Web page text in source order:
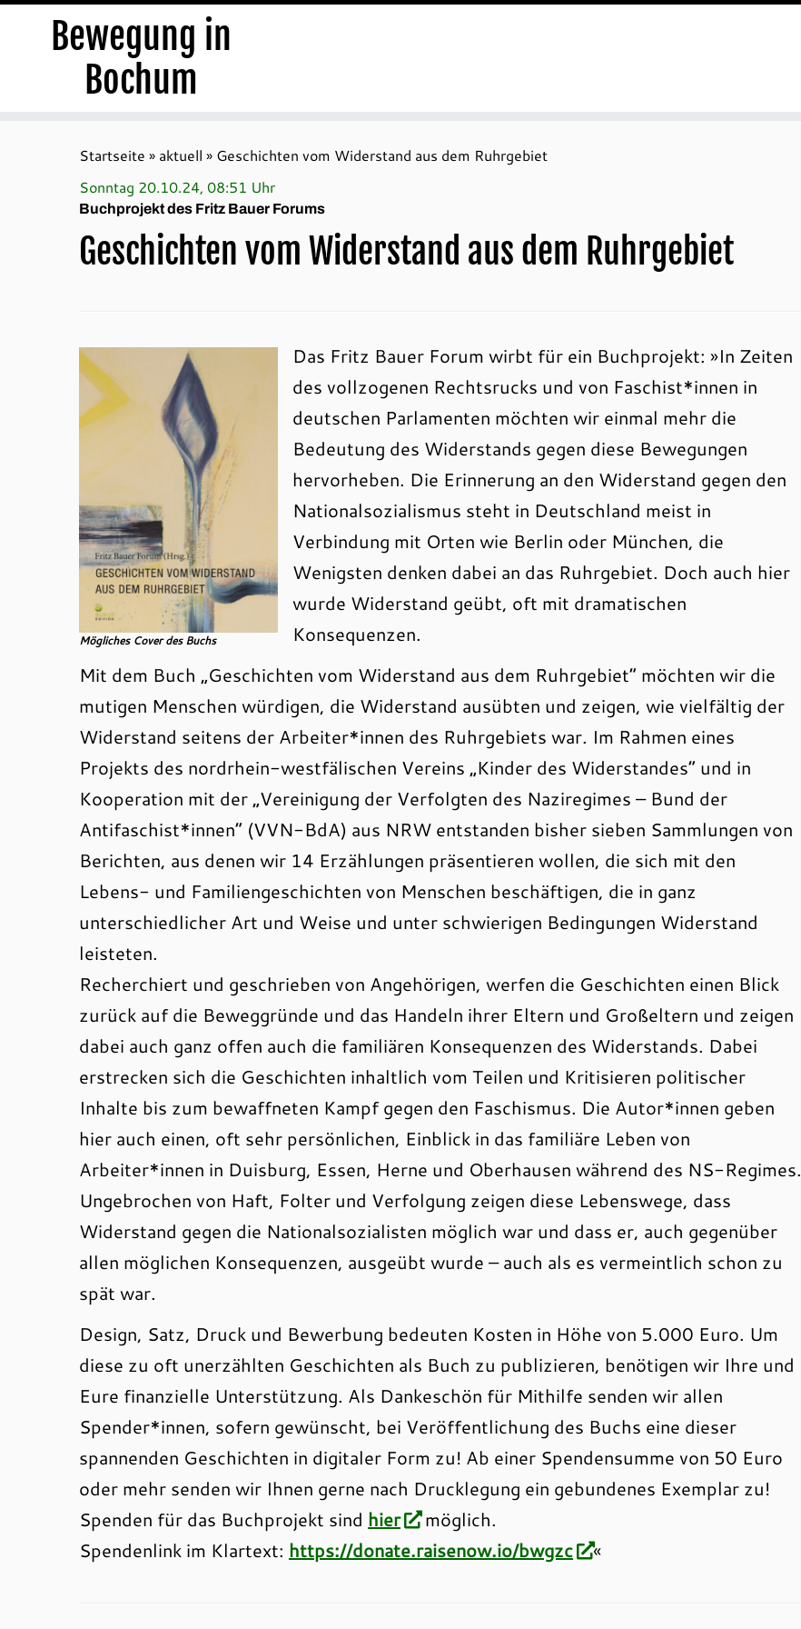
Bewegung in
Bochum
Startseite » aktuell » Geschichten vom Widerstand aus dem Ruhrgebiet
Sonntag 20.10.24, 08:51 Uhr
Buchprojekt des Fritz Bauer Forums
Geschichten vom Widerstand aus dem Ruhrgebiet
Mögliches Cover des Buchs
Das Fritz Bauer Forum wirbt für ein Buchprojekt: »In Zeiten
des vollzogenen Rechtsrucks und von Faschist*innen in
deutschen Parlamenten möchten wir einmal mehr die
Bedeutung des Widerstands gegen diese Bewegungen
hervorheben. Die Erinnerung an den Widerstand gegen den
Nationalsozialismus steht in Deutschland meist in
Verbindung mit Orten wie Berlin oder München, die
Wenigsten denken dabei an das Ruhrgebiet. Doch auch hier
wurde Widerstand geübt, oft mit dramatischen
Konsequenzen.
Mit dem Buch „Geschichten vom Widerstand aus dem Ruhrgebiet“ möchten wir die
mutigen Menschen würdigen, die Widerstand ausübten und zeigen, wie vielfältig der
Widerstand seitens der Arbeiter*innen des Ruhrgebiets war. Im Rahmen eines
Projekts des nordrhein-westfälischen Vereins „Kinder des Widerstandes“ und in
Kooperation mit der „Vereinigung der Verfolgten des Naziregimes – Bund der
Antifaschist*innen“ (VVN-BdA) aus NRW entstanden bisher sieben Sammlungen von
Berichten, aus denen wir 14 Erzählungen präsentieren wollen, die sich mit den
Lebens- und Familiengeschichten von Menschen beschäftigen, die in ganz
unterschiedlicher Art und Weise und unter schwierigen Bedingungen Widerstand
leisteten.
Recherchiert und geschrieben von Angehörigen, werfen die Geschichten einen Blick
zurück auf die Beweggründe und das Handeln ihrer Eltern und Großeltern und zeigen
dabei auch ganz offen auch die familiären Konsequenzen des Widerstands. Dabei
erstrecken sich die Geschichten inhaltlich vom Teilen und Kritisieren politischer
Inhalte bis zum bewaffneten Kampf gegen den Faschismus. Die Autor*innen geben
hier auch einen, oft sehr persönlichen, Einblick in das familiäre Leben von
Arbeiter*innen in Duisburg, Essen, Herne und Oberhausen während des NS-Regimes.
Ungebrochen von Haft, Folter und Verfolgung zeigen diese Lebenswege, dass
Widerstand gegen die Nationalsozialisten möglich war und dass er, auch gegenüber
allen möglichen Konsequenzen, ausgeübt wurde – auch als es vermeintlich schon zu
spät war.
Design, Satz, Druck und Bewerbung bedeuten Kosten in Höhe von 5.000 Euro. Um
diese zu oft unerzählten Geschichten als Buch zu publizieren, benötigen wir Ihre und
Eure finanzielle Unterstützung. Als Dankeschön für Mithilfe senden wir allen
Spender*innen, sofern gewünscht, bei Veröffentlichung des Buchs eine dieser
spannenden Geschichten in digitaler Form zu! Ab einer Spendensumme von 50 Euro
oder mehr senden wir Ihnen gerne nach Drucklegung ein gebundenes Exemplar zu!
Spenden für das Buchprojekt sind hier
möglich.
Spendenlink im Klartext: https://donate.raisenow.io/bwgzc «